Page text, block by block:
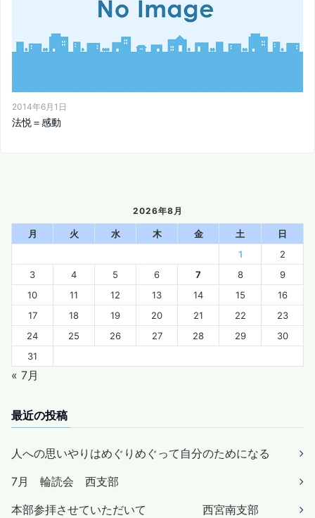
2014年6月1日
法悦＝感動
2026年8月
月 火 水 木 金 土
日
1
2
3
4 5 6 7 8
9
10
11 12 13 14 15
16
17
18 19 20 21 22
23
24
25 26 27 28 29
30
31
« 7月
最近の投稿
人への思いやりはめぐりめぐって自分のためになる
7月 輪読会 西支部
本部参拝させていただいて 西宮南支部